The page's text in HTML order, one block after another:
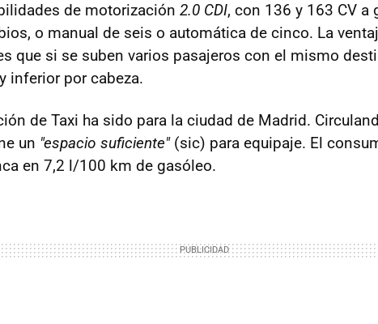
de motorización 2.0 CDI, con 136 y 163 CV a
o manual de seis o automática de cinco. La
que si se suben varios pasajeros con el mismo
inferior por cabeza.
de Taxi ha sido para la ciudad de Madrid.
un "espacio suficiente"(sic) para equipaje. El
en 7,2 l/100 km de gasóleo.